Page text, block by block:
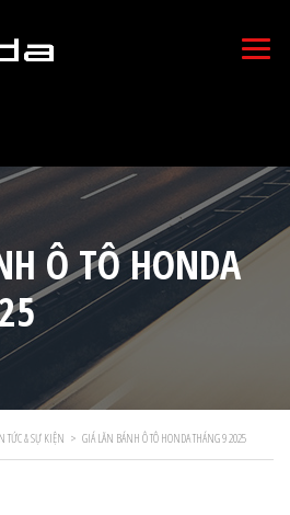
Ô TÔ HONDA
TỨC & SỰ KIỆN > GIÁ LĂN BÁNH Ô TÔ HONDA THÁNG 9 2025